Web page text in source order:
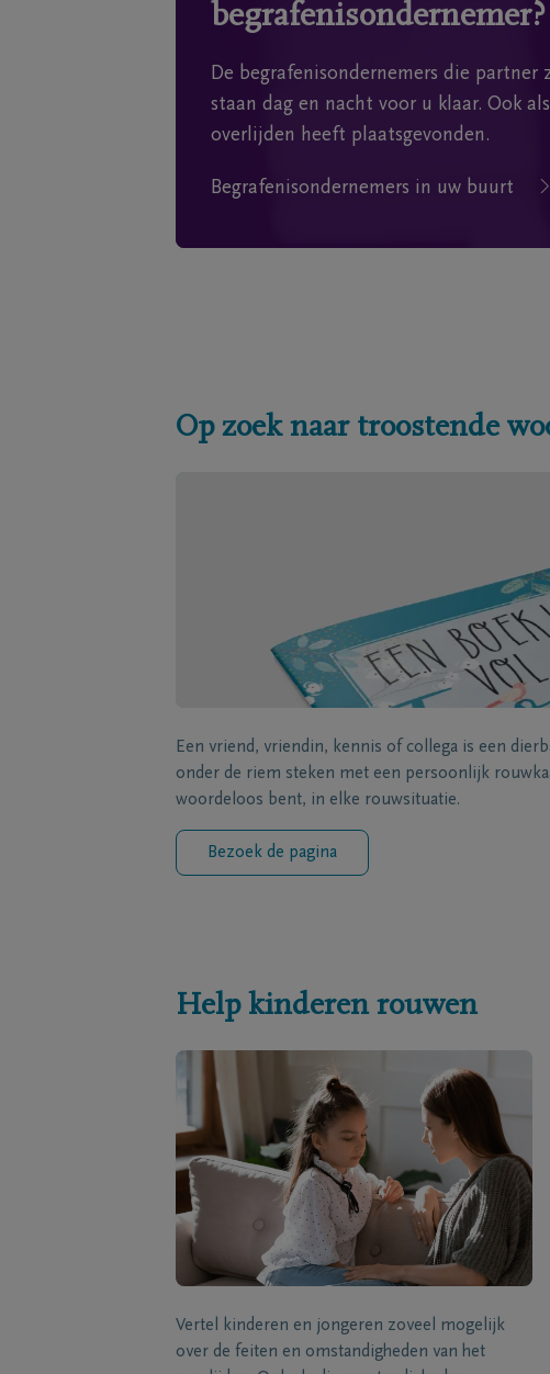
begrafenisondernemer?
De begrafenisondernemers die partner
staan dag en nacht voor u klaar. Ook
overlijden heeft plaatsgevonden.
Begrafenisondernemers in uw buurt
Op zoek naar troostende
Een vriend, vriendin, kennis of collega is een
onder de riem steken met een persoonlijk
woordeloos bent, in elke rouwsituatie.
Bezoek de pagina
Help kinderen rouwen
Vertel kinderen en jongeren zoveel mogelijk
over de feiten en omstandigheden van het